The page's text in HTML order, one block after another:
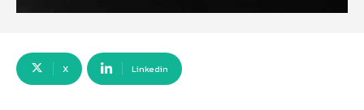
X Linkedin